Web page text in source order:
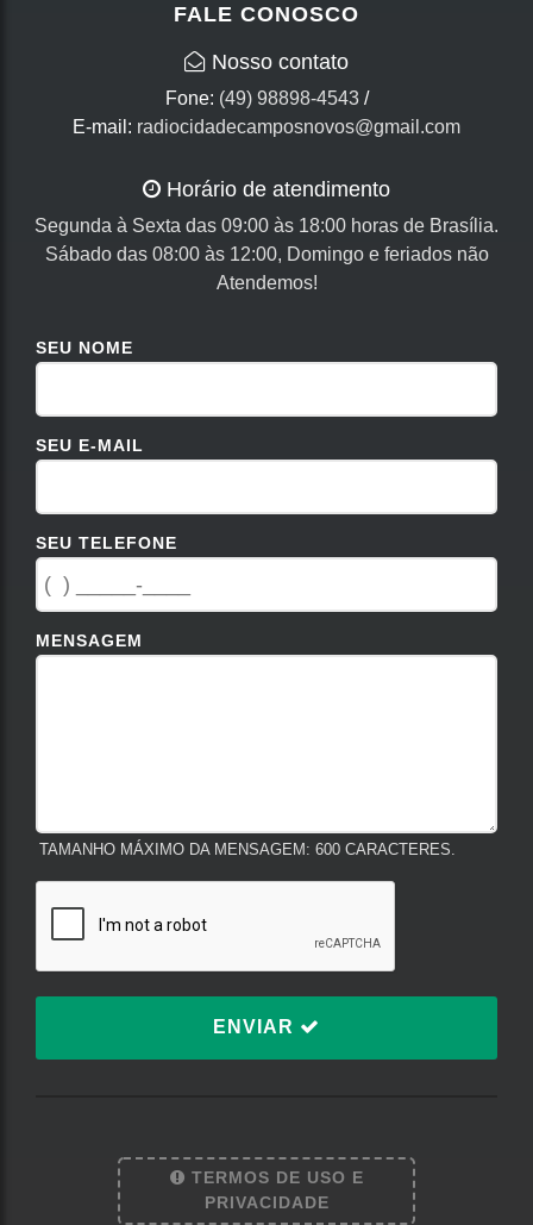
FALE CONOSCO
Nosso contato
Fone: (49) 98898-4543/
E-mail: radiocidadecamposnovos@gmail.com
Horário de atendimento
Segunda à Sexta das 09:00 às 18:00 horas de Brasília.
Sábado das 08:00 às 12:00, Domingo e feriados não
Atendemos!
SEU NOME
SEU E-MAIL
SEU TELEFONE
MENSAGEM
TAMANHO MÁXIMO DA MENSAGEM: 600 CARACTERES.
ENVIAR
TERMOS DE USO E
PRIVACIDADE
Termos de Uso e Privacidade